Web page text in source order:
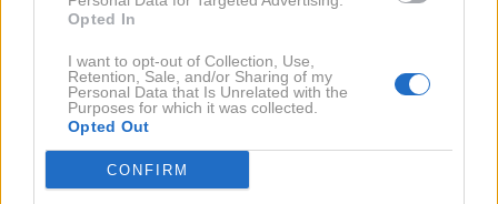
Opted In
I want to opt-out of Collection, Use,
Retention, Sale, and/or Sharing of my
Personal Data that Is Unrelated with the
Purposes for which it was collected.
Opted Out
CONFIRM
moč – vsaka izbira, od spuščene grive do elegantno
spetih fig, sporoča subtilna sporočila. Ko želi
poudariti profesionalnost in resnost, se pogosto
odloči za nizko speto figo ali gladko pričesko,